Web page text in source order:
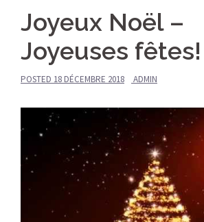
Joyeux Noël –
Joyeuses fêtes!
POSTED 18 DÉCEMBRE 2018 ADMIN